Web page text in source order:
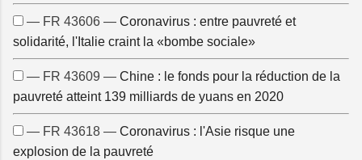
— FR 43606 — Coronavirus : entre pauvreté et
solidarité, l'Italie craint la «bombe sociale»
— FR 43609 — Chine : le fonds pour la réduction de la
pauvreté atteint 139 milliards de yuans en 2020
— FR 43618 — Coronavirus : l'Asie risque une
explosion de la pauvreté